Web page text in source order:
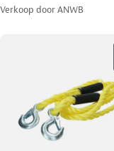
Verkoop doorANWB